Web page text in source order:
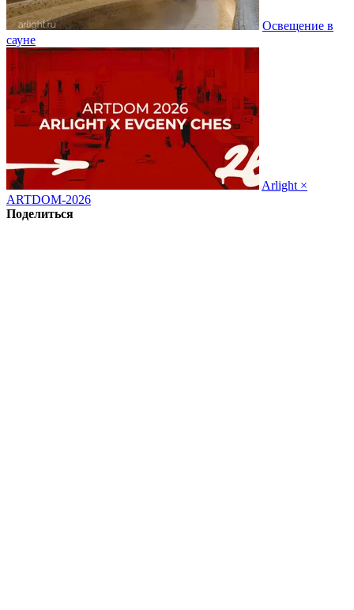
Освещение в
сауне
Arlight ×
ARTDOM-2026
Поделиться